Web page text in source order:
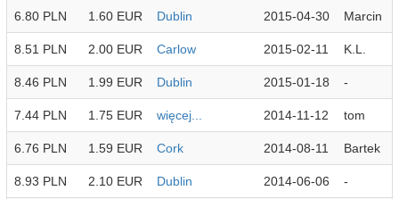
6.80 PLN 1.60 EUR Dublin 2015-04-30 Marcin
8.51 PLN 2.00 EUR Carlow 2015-02-11 K.L.
8.46 PLN 1.99 EUR Dublin 2015-01-18 -
7.44 PLN 1.75 EUR więcej... 2014-11-12 tom
6.76 PLN 1.59 EUR Cork 2014-08-11 Bartek
8.93 PLN 2.10 EUR Dublin 2014-06-06 -